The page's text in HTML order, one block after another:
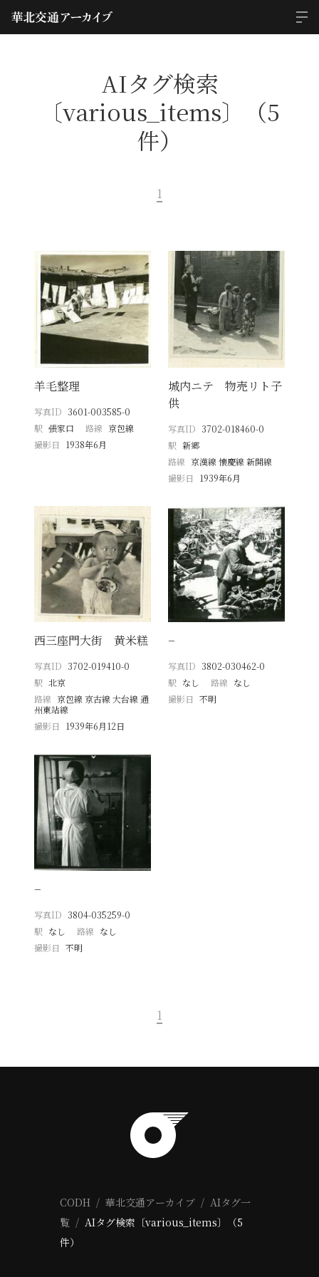
AIタグ検索
〔various_items〕（5
件）
1
羊毛整理
写真ID 3601-003585-0
駅 張家口 路線 京包線
撮影日
1938年6月
城内ニテ 物売リト子
供
写真ID 3702-018460-0
駅 新郷
路線 京漢線 懐慶線 新開線
撮影日
1939年6月
西三座門大街 黄米糕
写真ID 3702-019410-0
駅 北京
路線 京包線 京古線 大台線 通
州東站線
撮影日
1939年6月12日
−
写真ID 3802-030462-0
駅 なし 路線 なし
撮影日 不明
−
写真ID 3804-035259-0
駅 なし 路線 なし
撮影日
不明
1
CODH 華北交通アーカイブ
AIタグ一
覧
AIタグ検索〔various_items〕（5
件）